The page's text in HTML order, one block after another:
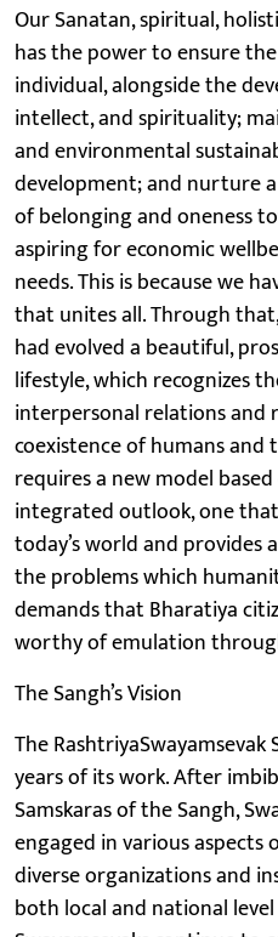
Our Sanatan, spiritual,
has the power to ensure
individual, alongside the
intellect, and spirituality;
and environmental
development; and nurture
of belonging and oneness
aspiring for economic
needs. This is because we
that unites all. Through
had evolved a beautiful,
lifestyle, which recognizes
interpersonal relations and
coexistence of humans
requires a new model
integrated outlook, one
today’s world and
the problems which
demands that Bharatiya
worthy of emulation
The Sangh’s Vision
The
years of its work. After
Samskaras of the Sangh,
engaged in various aspects
diverse organizations and
both local and national